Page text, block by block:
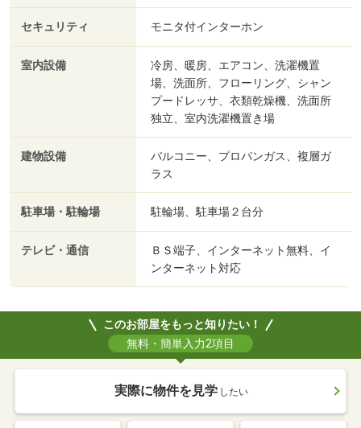
セキュリティ モニタ付インターホン
室内設備
冷房、暖房、エアコン、洗濯機置
場、洗面所、フローリング、シャン
プードレッサ、衣類乾燥機、洗面所
独立、室内洗濯機置き場
建物設備
バルコニー、プロパンガス、複層ガ
ラス
駐車場・駐輪場 駐輪場、駐車場２台分
テレビ・通信
ＢＳ端子、インターネット無料、イ
ンターネット対応
このお部屋をもっと知りたい！
無料・簡単入力2項目
実際に物件を見学 したい